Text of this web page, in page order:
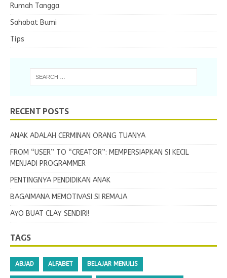
Rumah Tangga
Sahabat Bumi
Tips
RECENT POSTS
ANAK ADALAH CERMINAN ORANG TUANYA
FROM “USER” TO “CREATOR”: MEMPERSIAPKAN SI KECIL
MENJADI PROGRAMMER
PENTINGNYA PENDIDIKAN ANAK
BAGAIMANA MEMOTIVASI SI REMAJA
AYO BUAT CLAY SENDIRI!
TAGS
ABJAD ALFABET BELAJAR MENULIS